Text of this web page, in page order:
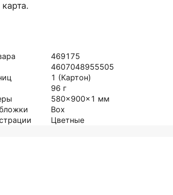
469175
4607048955505
1 (Картон)
96 г
580x900x1 мм
Box
Цветные